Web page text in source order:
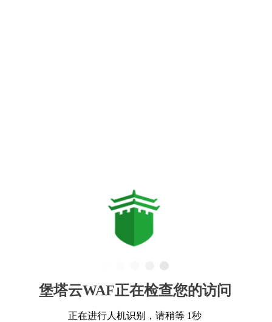
堡塔云WAF正在检查您的访问
正在进行人机识别，请稍等 1秒